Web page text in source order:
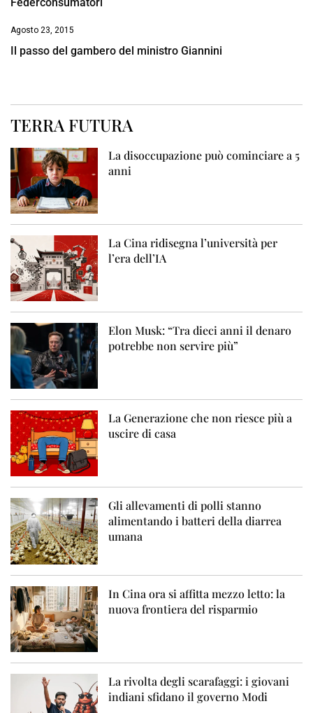
Federconsumatori
Agosto 23, 2015
Il passo del gambero del ministro Giannini
TERRA FUTURA
La disoccupazione può cominciare a 5
anni
La Cina ridisegna l’università per
l’era dell’IA
Elon Musk: “Tra dieci anni il denaro
potrebbe non servire più”
La Generazione che non riesce più a
uscire di casa
Gli allevamenti di polli stanno
alimentando i batteri della diarrea
umana
In Cina ora si affitta mezzo letto: la
nuova frontiera del risparmio
La rivolta degli scarafaggi: i giovani
indiani sfidano il governo Modi